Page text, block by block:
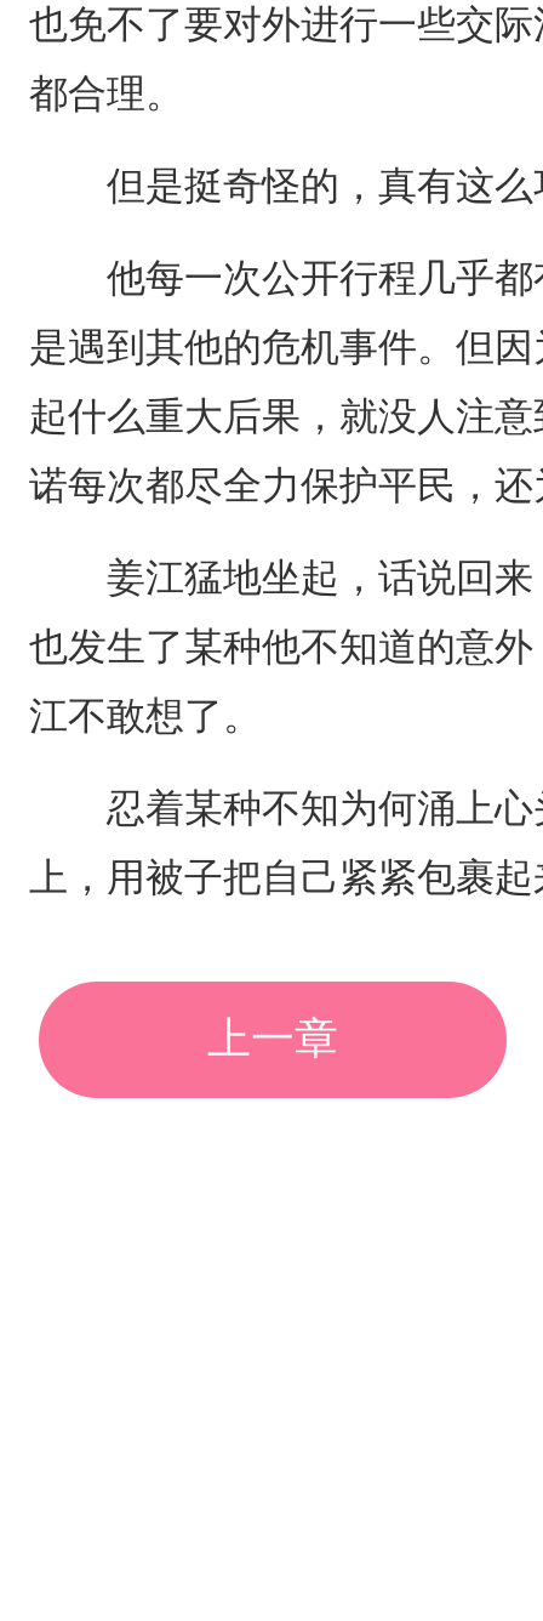
也免不了要对外进行一些交
都合理。
但是挺奇怪的，真有这么
他每一次公开行程几乎都
是遇到其他的危机事件。但
起什么重大后果，就没人注
诺每次都尽全力保护平民，
姜江猛地坐起，话说回来
也发生了某种他不知道的意
江不敢想了。
忍着某种不知为何涌上心
上，用被子把自己紧紧包裹
上一章